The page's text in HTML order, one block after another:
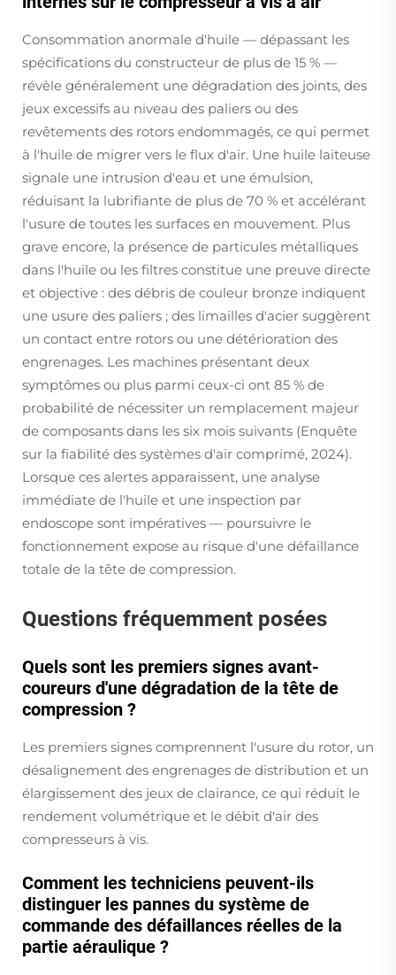
Consommation anormale d'huile — dépassant les
spécifications du constructeur de plus de 15 % —
révèle généralement une dégradation des joints, des
jeux excessifs au niveau des paliers ou des
revêtements des rotors endommagés, ce qui permet
à l'huile de migrer vers le flux d'air. Une huile laiteuse
signale une intrusion d'eau et une émulsion,
réduisant la lubrifiante de plus de 70 % et accélérant
l'usure de toutes les surfaces en mouvement. Plus
grave encore, la présence de particules métalliques
dans l'huile ou les filtres constitue une preuve directe
et objective : des débris de couleur bronze indiquent
une usure des paliers ; des limailles d'acier suggèrent
un contact entre rotors ou une détérioration des
engrenages. Les machines présentant deux
symptômes ou plus parmi ceux-ci ont 85 % de
probabilité de nécessiter un remplacement majeur
de composants dans les six mois suivants (Enquête
sur la fiabilité des systèmes d'air comprimé, 2024).
Lorsque ces alertes apparaissent, une analyse
immédiate de l'huile et une inspection par
endoscope sont impératives — poursuivre le
fonctionnement expose au risque d'une défaillance
totale de la tête de compression.
Questions fréquemment posées
Quels sont les premiers signes avant-
coureurs d'une dégradation de la tête de
compression ?
Les premiers signes comprennent l'usure du rotor, un
désalignement des engrenages de distribution et un
élargissement des jeux de clairance, ce qui réduit le
rendement volumétrique et le débit d'air des
compresseurs à vis.
Comment les techniciens peuvent-ils
distinguer les pannes du système de
commande des défaillances réelles de la
partie aéraulique ?